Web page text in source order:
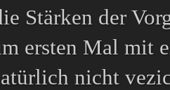
Stärken der
ersten Mal mit
nicht